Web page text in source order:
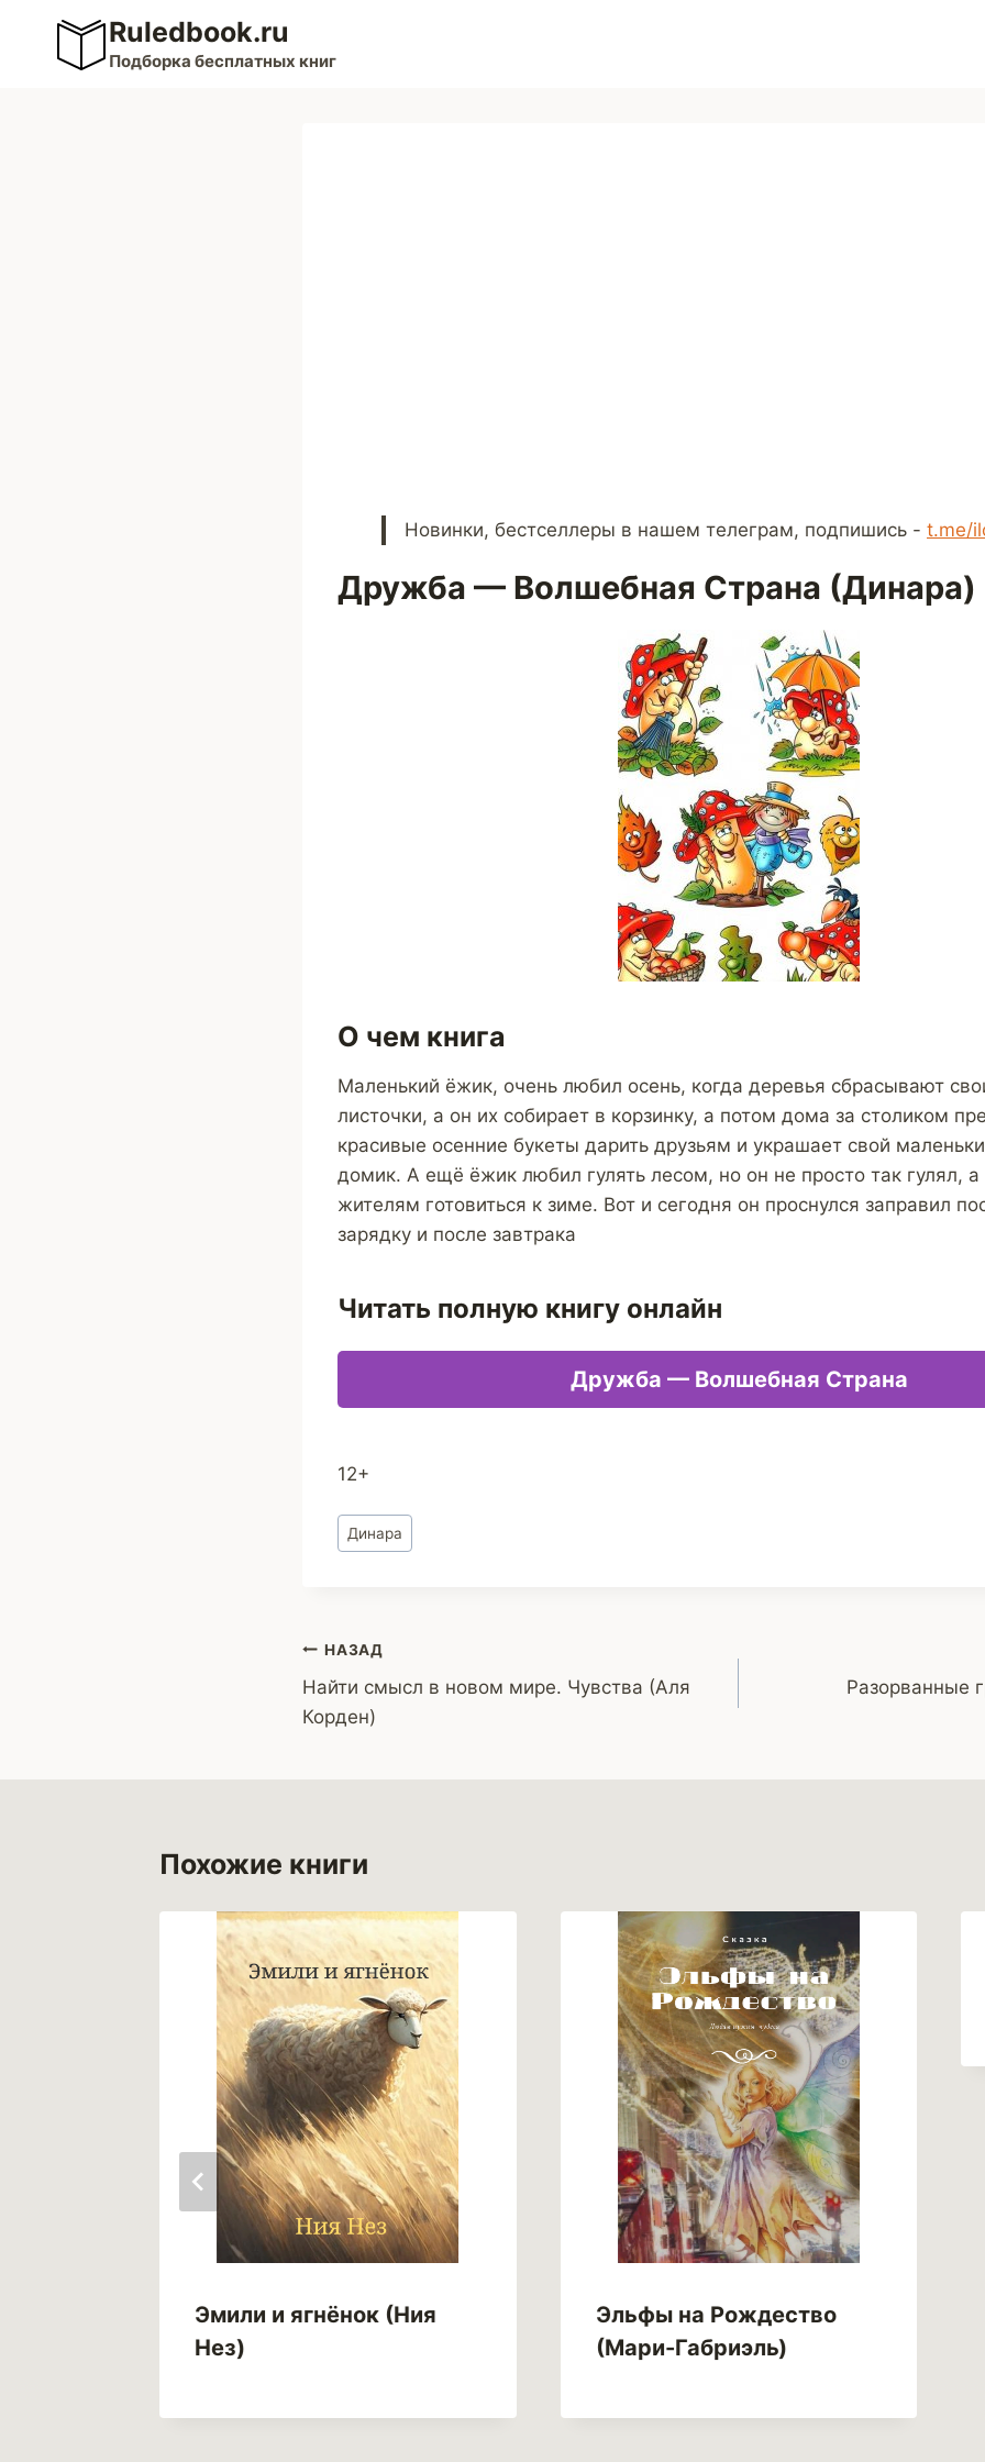
Перейти
содержимому
Ruledbook.ru
Подборка бесплатных книг
Новинки, бестселлеры в нашем телеграм, подпишись - t.me/
Дружба — Волшебная Страна (Динара)
О чем книга
Маленький ёжик, очень любил осень, когда деревья сбрасывают
листочки, а он их собирает в корзинку, а потом дома за столиком
красивые осенние букеты дарить друзьям и украшает свой
домик. А ещё ёжик любил гулять лесом, но он не просто так гулял,
жителям готовиться к зиме. Вот и сегодня он проснулся заправил
зарядку и после завтрака
Читать полную книгу онлайн
Дружба — Волшебная Страна
12+
Метки
записи:
Динара
Навигация
по
записям
НАЗАД
Найти смысл в новом мире. Чувства (Аля
Корден)
Разорванные
Похожие книги
Эмили и ягнёнок (Ния
Нез)
Эльфы на Рождество
(Мари-Габриэль)